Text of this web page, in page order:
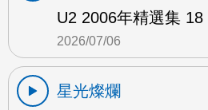
U2 2006年精選集 18
2026/07/06
星光燦爛